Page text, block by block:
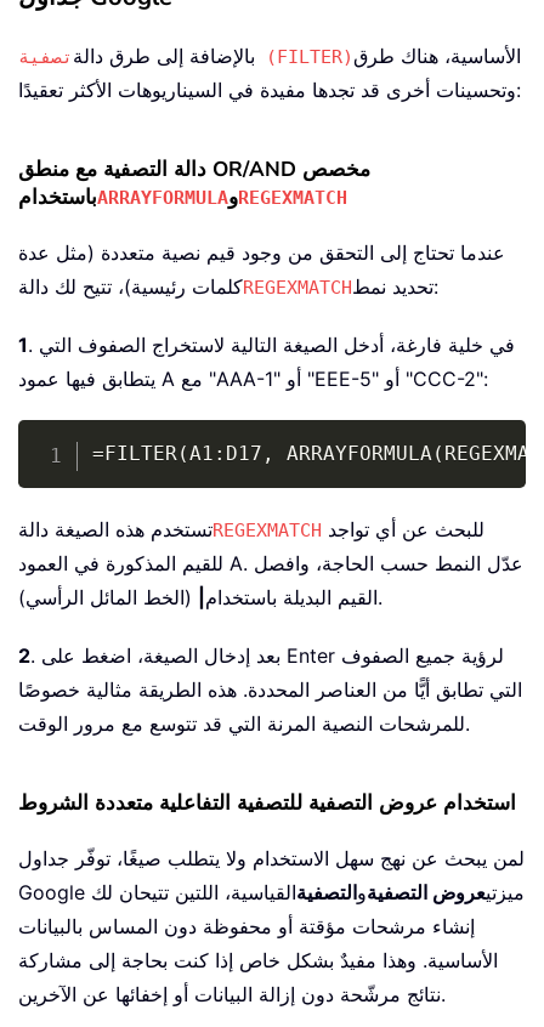
بالإضافة إلى طرق دالة تصفية (FILTER)الأساسية، هناك طرق
وتحسينات أخرى قد تجدها مفيدة في السيناريوهات الأكثر تعقيدًا:
دالة التصفية مع منطق OR/AND مخصص
باستخدامARRAYFORMULAوREGEXMATCH
عندما تحتاج إلى التحقق من وجود قيم نصية متعددة (مثل عدة
كلمات رئيسية)، تتيح لك دالةREGEXMATCH تحديد نمط:
1. في خلية فارغة، أدخل الصيغة التالية لاستخراج الصفوف التي
يتطابق فيها عمود A مع "AAA-1" أو "EEE-5" أو "CCC-2":
=FILTER(A1:D17, Copy
تستخدم هذه الصيغة دالةREGEXMATCH
للقيم المذكورة في العمود A. عدّل النمط حسب الحاجة، وافصل
القيم البديلة باستخدام(الخط المائل الرأسي).
2. بعد إدخال الصيغة، اضغط على Enter لرؤية جميع الصفوف
التي تطابق أيًّا من العناصر المحددة. هذه الطريقة مثالية خصوصًا
للمرشحات النصية المرنة التي قد تتوسع مع مرور الوقت.
استخدام عروض التصفية للتصفية التفاعلية متعددة الشروط
لمن يبحث عن نهج سهل الاستخدام ولا يتطلب صيغًا، توفّر جداول
Google ميزتيعروض التصفيةوالتصفيةالقياسية، اللتين تتيحان لك
إنشاء مرشحات مؤقتة أو محفوظة دون المساس بالبيانات
الأساسية. وهذا مفيدٌ بشكل خاص إذا كنت بحاجة إلى مشاركة
نتائج مرشّحة دون إزالة البيانات أو إخفائها عن الآخرين.